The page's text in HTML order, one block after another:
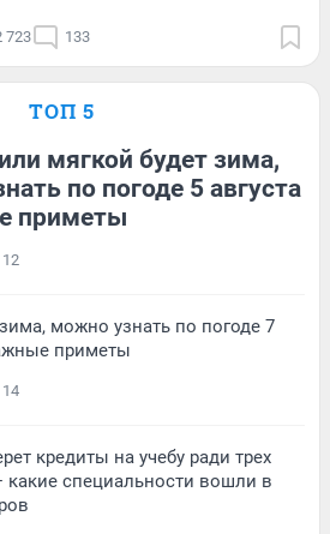
723 133
ТОП 5
мягкой будет зима,
по погоде 5 августа
приметы
12
можно узнать по погоде 7
приметы
14
кредиты на учебу ради трех
специальности вошли в